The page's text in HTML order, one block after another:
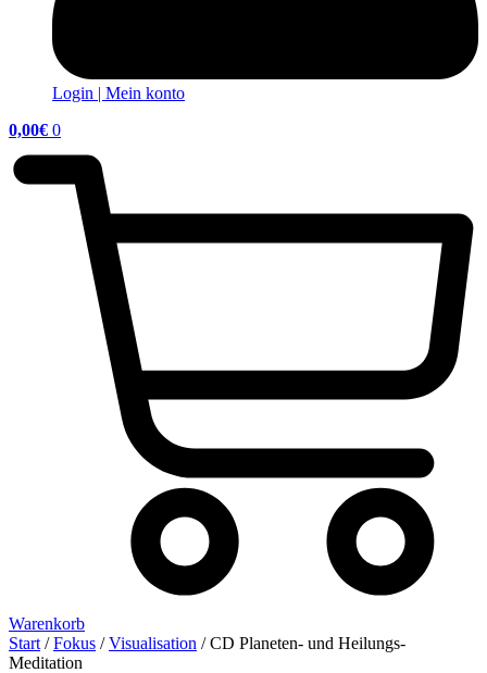
Login | Mein konto
0,00€ 0
Warenkorb
Start /Fokus /Visualisation / CD Planeten- und Heilungs-
Meditation